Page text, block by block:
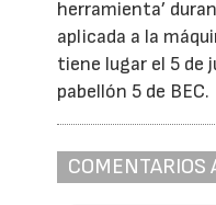
herramienta’
aplicada a la
tiene lugar el 5 de
pabellón 5 de BEC.
COMENTARIOS